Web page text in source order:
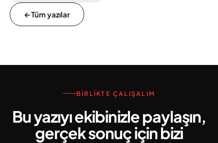
←Tüm yazılar
BIRLIKTE ÇALIŞALIM
Bu yazıyı ekibinizle paylaşın,
gerçek sonuç için bizi